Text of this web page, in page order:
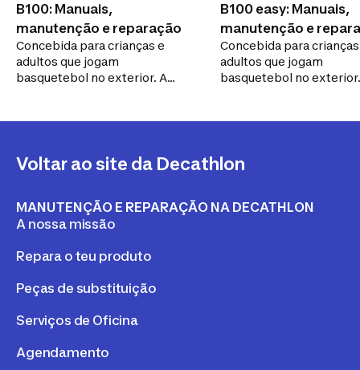
B100: Manuais,
manutenção e reparação
Concebida para crianças e
adultos que jogam
basquetebol no exterior. A
B100 easy: Manuais,
manutenção e
Concebida para
adultos que jogam
basquetebol no
deslocar.
Voltar ao site da Decathlon
MANUTENÇÃO E REPARAÇÃO NA DECATHLON
A nossa missão
Repara o teu produto
Peças de substituição
Serviços de Oficina
Agendamento